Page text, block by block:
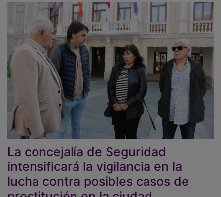
La concejalía de Seguridad
intensificará la vigilancia en la
lucha contra posibles casos de
prostitución en la ciudad